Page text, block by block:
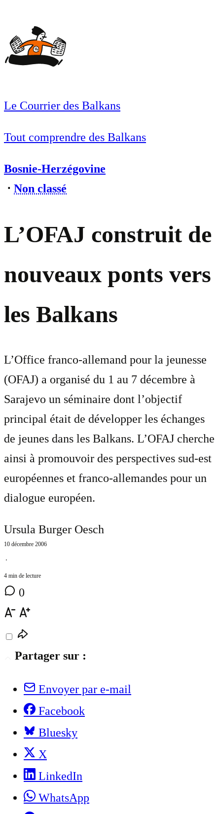
Le Courrier des Balkans
Tout comprendre des Balkans
Bosnie-Herzégovine
⋅ Non classé
L’OFAJ construit de
nouveaux ponts vers
les Balkans
L’Office franco-allemand pour la jeunesse
(OFAJ) a organisé du 1 au 7 décembre à
Sarajevo un séminaire dont l’objectif
principal était de développer les échanges
de jeunes dans les Balkans. L’OFAJ cherche
ainsi à promouvoir des perspectives sud-est
européennes et franco-allemandes pour un
dialogue européen.
Ursula Burger Oesch
10 décembre 2006
⋅
4 min de lecture
0
Partager sur :
Envoyer par e-mail
Facebook
Bluesky
X
LinkedIn
WhatsApp